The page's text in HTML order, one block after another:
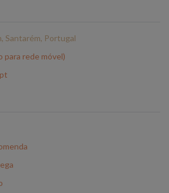
Santarém, Portugal
para rede móvel)